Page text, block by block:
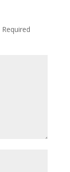
Required